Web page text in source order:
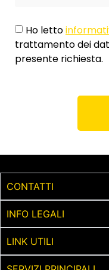
Ho letto
trattamento dei
presente richiesta.
CONTATTI
INFO LEGALI
LINK UTILI